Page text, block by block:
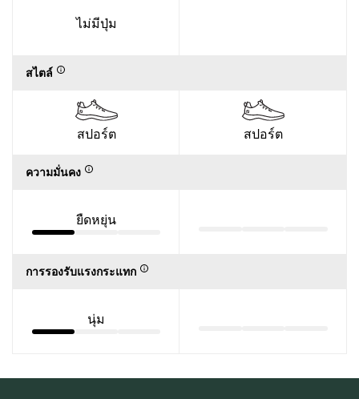
ไม่มีปุ่ม
สไตล์
สปอร์ต
ความมั่นคง
ยืดหยุ่น
การรองรับแรงกระแทก
นุ่ม
สปอร์ต